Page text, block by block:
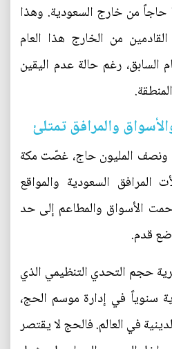
حاجاً، بينهم 1,506,576 حاجاً من خارج السعودية. وهذا
من الخارج هذا العام
السابق، رغم حالة عدم اليقين
والمرافق تمتلئ
المليون حاج، غصّت مكة
المرافق السعودية والمواقع
الأسواق والمطاعم إلى حد
قدم.
حجم التحدي التنظيمي الذي
سنوياً في إدارة موسم الحج،
في العالم. فالحج لا يقتصر